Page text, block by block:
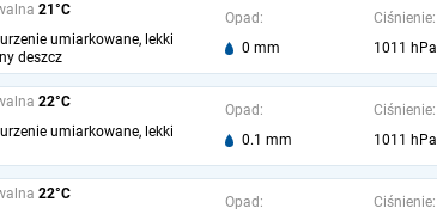
21°C
umiarkowane, lekki
deszcz
Opad:
0 mm
Ciśnienie:
1011 hPa
22°C
umiarkowane, lekki
Opad:
0.1 mm
Ciśnienie:
1011 hPa
22°C
Opad:
Ciśnienie: